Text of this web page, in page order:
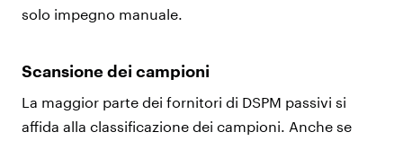
solo impegno manuale.
Scansione dei campioni
La maggior parte dei fornitori di DSPM passivi si
affida alla classificazione dei campioni. Anche se